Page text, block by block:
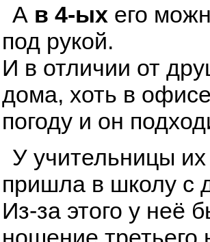
А в 4-ых его
под рукой.
И в отличии от
дома, хоть в
погоду и он
У учительницы
пришла в школу с
Из-за этого у неё